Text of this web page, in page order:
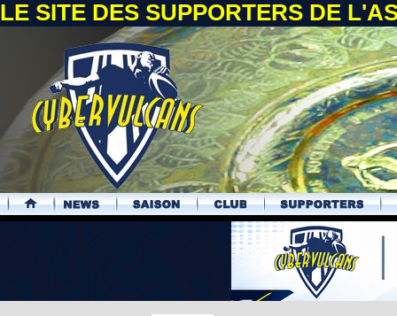
LE SITE DES SUPPORTERS DE
.